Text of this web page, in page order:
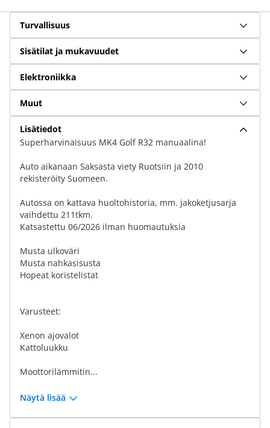
Turvallisuus
Sisätilat ja mukavuudet
Elektroniikka
Muut
Lisätiedot
Superharvinaisuus MK4 Golf R32 manuaalina!
Auto aikanaan Saksasta viety Ruotsiin ja 2010
rekisteröity Suomeen.
Autossa on kattava huoltohistoria, mm. jakoketjusarja
vaihdettu 211tkm.
Katsastettu 06/2026 ilman huomautuksia
Musta ulkoväri
Musta nahkasisusta
Hopeat koristelistat
Varusteet:
Xenon ajovalot
Kattoluukku
Moottorilämmitin...
Näytä lisää